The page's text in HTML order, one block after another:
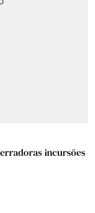
incursões